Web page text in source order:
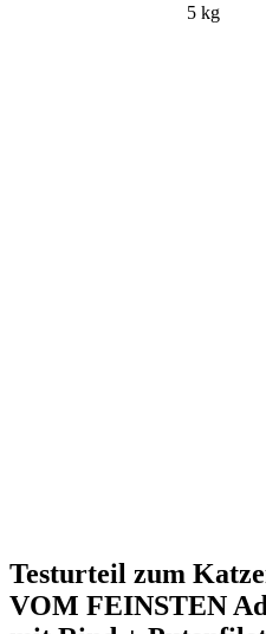
5 kg
Testurteil zum
VOM FEINSTEN